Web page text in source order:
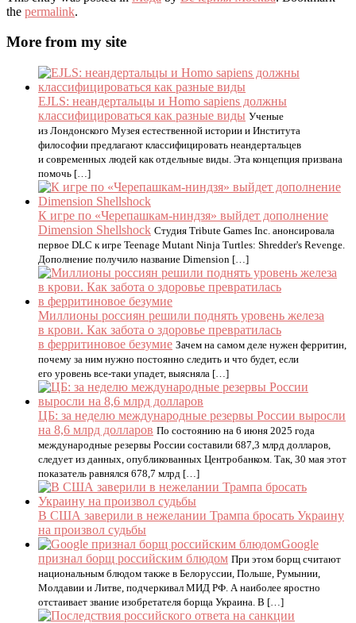
the permalink.
More from my site
EJLS: неандертальцы и Homo sapiens должны
классифицироваться как разные виды Ученые
из Лондонского Музея естественной истории и Института
философии предлагают классифицировать неандертальцев
и современных людей как отдельные виды. Эта концепция призвана
помочь […]
К игре по «Черепашкам-ниндзя» выйдет дополнение
Dimension Shellshock Студия Tribute Games Inc. анонсировала
первое DLC к игре Teenage Mutant Ninja Turtles: Shredder's Revenge.
Дополнение получило название Dimension […]
Миллионы россиян решили поднять уровень железа
в крови. Как забота о здоровье превратилась
в ферритиновое безумие Зачем на самом деле нужен ферритин,
почему за ним нужно постоянно следить и что будет, если
его уровень все-таки упадет, выясняла […]
ЦБ: за неделю международные резервы России выросли
на 8,6 млрд долларов По состоянию на 6 июня 2025 года
международные резервы России составили 687,3 млрд долларов,
следует из данных, опубликованных Центробанком. Так, 30 мая этот
показатель равнялся 678,7 млрд […]
В США заверили в нежелании Трампа бросать Украину
на произвол судьбы
Google
признал борщ российским блюдом При этом борщ считают
национальным блюдом также в Белоруссии, Польше, Румынии,
Молдавии и Литве, подчеркивал МИД РФ. А наиболее яростно
отстаивает звание изобретателя борща Украина. В […]